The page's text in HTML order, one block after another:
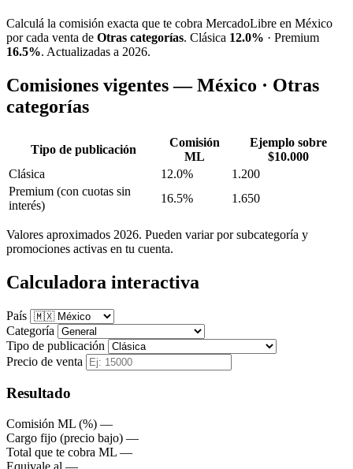
Calculá la comisión exacta que te cobra MercadoLibre en México
por cada venta de Otras categorías. Clásica 12.0% · Premium
16.5%. Actualizadas a 2026.
Comisiones vigentes — México · Otras
categorías
Tipo de publicación
Comisión
ML
Ejemplo sobre
$10.000
Clásica
12.0%
1.200
Premium (con cuotas sin
interés)
16.5% 1.650
Valores aproximados 2026. Pueden variar por subcategoría y
promociones activas en tu cuenta.
Calculadora interactiva
País
Categoría
Tipo de publicación
Precio de venta
Resultado
Comisión ML (%) —
Cargo fijo (precio bajo) —
Total que te cobra ML —
Equivale al —